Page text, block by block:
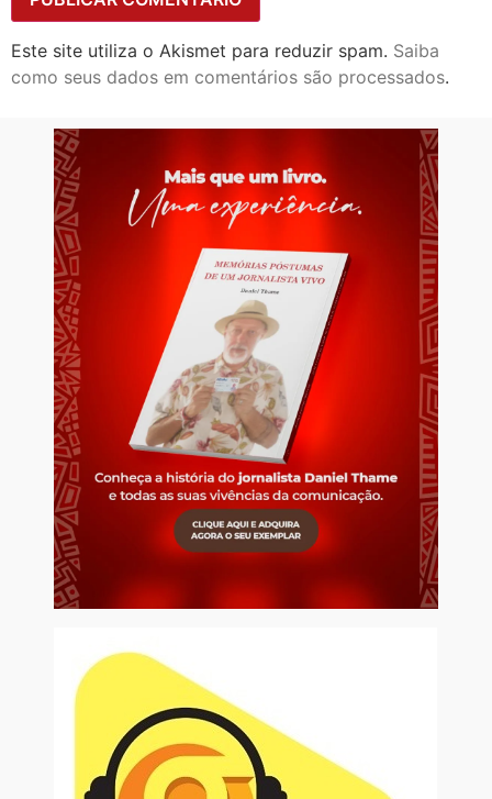
Este site utiliza o Akismet para reduzir spam. Saiba
como seus dados em comentários são processados.